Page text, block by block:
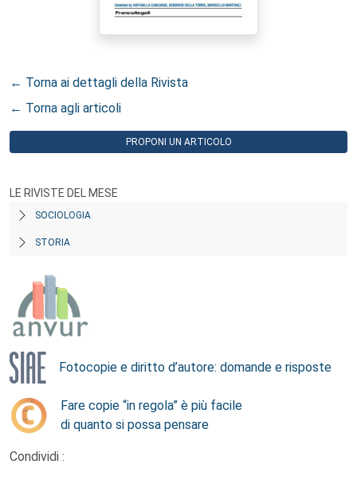
← Torna ai dettagli della Rivista
← Torna agli articoli
PROPONI UN ARTICOLO
LE RIVISTE DEL MESE
SOCIOLOGIA
STORIA
Fotocopie e diritto d’autore: domande e risposte
Fare copie “in regola” è più facile
di quanto si possa pensare
Condividi :